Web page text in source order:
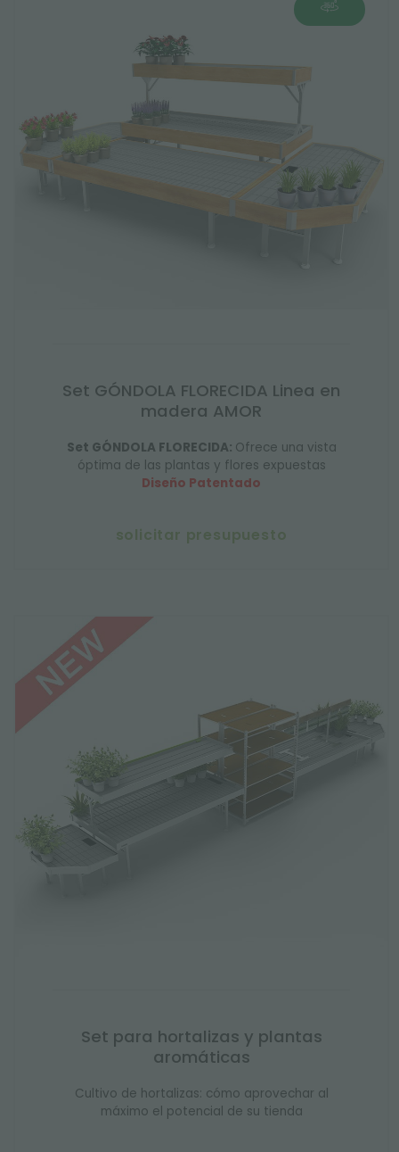
Set GÓNDOLA FLORECIDA Linea en
madera AMOR
Set GÓNDOLA FLORECIDA: Ofrece una vista
óptima de las plantas y flores expuestas
Diseño Patentado
solicitar presupuesto
Set para hortalizas y plantas
aromáticas
Cultivo de hortalizas: cómo aprovechar al
máximo el potencial de su tienda